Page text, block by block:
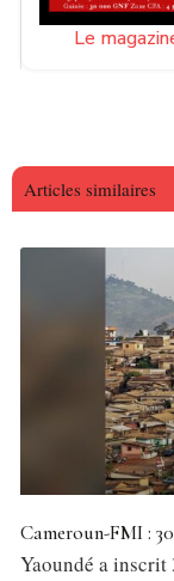
Le
Articles similaires
Cameroun-FMI :
Yaoundé a inscrit